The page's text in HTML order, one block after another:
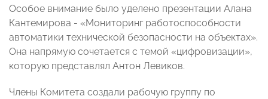
Особое внимание было уделено презентации Алана
Кантемирова - «Мониторинг работоспособности
автоматики технической безопасности на объектах».
Она напрямую сочетается с темой «цифровизации»,
которую представлял Антон Левиков.
Члены Комитета создали рабочую группу по